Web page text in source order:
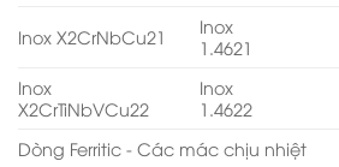
Inox X2CrNbCu21
Inox
1.4621
Inox
X2CrTiNbVCu22
Inox
1.4622
Dòng Ferritic - Các mác chịu nhiệt